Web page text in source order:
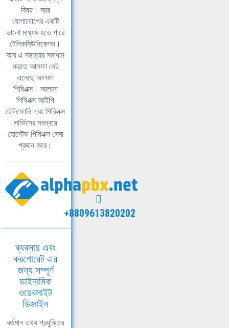
বিষয়। আর
যোগাযোগের একটি
ভালো মাধ্যম হতে পারে
টেলিকমিউনিকেশন।
আর এ সমস্যার সমাধান
করতে আলফা নেট
এনেছে আলফা
পিবিএক্স। আলফা
পিবিএক্স আইপি
টেলিফোনি এবং পিবিএক্স
সার্ভিসের সবন্বয়ে
হোস্টেড পিবিএক্স সেবা
প্রদান করে।
+8809613820202
ব্যবসায় এবং
করপোরেট এর
জন্য সম্পূর্ণ
ডাইনামিক
ওয়েবসাইট
ডিজাইন
বর্তমান তথ্য প্রযুক্তির